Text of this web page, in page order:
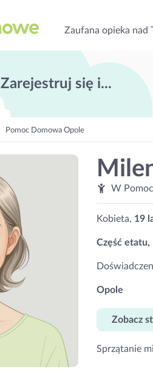
Zaufana opieka nad
Zarejestruj się i...
Pomoc Domowa Opole
W
Kobieta, 19
Część
Opole
Zobacz
Sprzątanie